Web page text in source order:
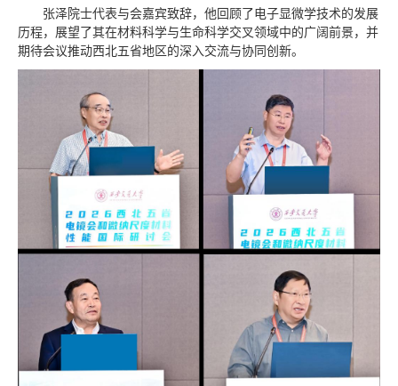
张泽院士代表与会嘉宾致辞，他回顾了电子显微学技术的发展
历程，展望了其在材料科学与生命科学交叉领域中的广阔前景，并
期待会议推动西北五省地区的深入交流与协同创新。